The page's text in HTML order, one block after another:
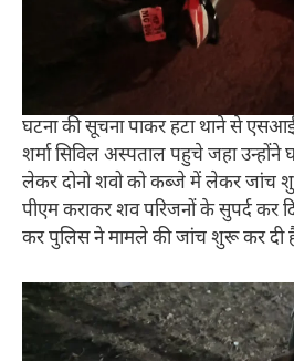
घटना की सूचना पाकर हटा थाने से एसआई
शर्मा सिविल अस्पताल पहुचे जहा उन्होंने
लेकर दोनो शवो को कब्जे में लेकर जांच
पीएम कराकर शव परिजनों के सुपर्द कर
कर पुलिस ने मामले की जांच शुरू कर दी